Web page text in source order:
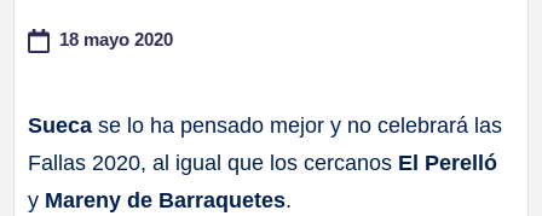
18 mayo 2020
Suecase lo ha pensado mejor y no celebrará las
Fallas 2020, al igual que los cercanos El Perelló
y Mareny de Barraquetes.